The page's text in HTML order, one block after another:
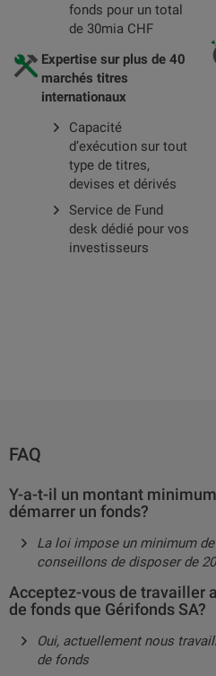
fonds pour un total
de 30mia CHF
Expertise sur plus de 40
marchés titres
internationaux
Capacité
d’exécution sur tout
type de titres,
devises et dérivés
Service de Fund
desk dédié pour vos
investisseurs
FAQ
Y-a-t-il un montant
démarrer un fonds?
La loi impose un minimum
conseillons de disposer de
Acceptez-vous de travailler
de fonds que Gérifonds SA?
Oui, actuellement nous
de fonds